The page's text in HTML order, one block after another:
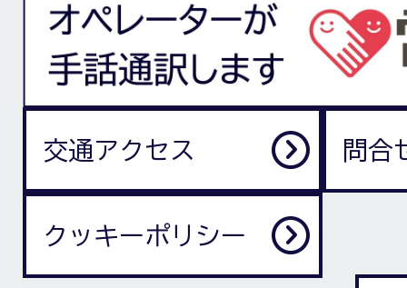
交通アクセス 問合
クッキーポリシー